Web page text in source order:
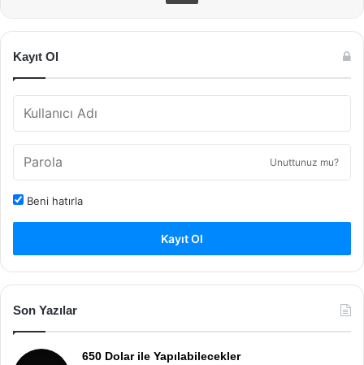
Kayıt Ol
Unuttunuz mu?
Beni hatırla
Kayıt Ol
Son Yazılar
650 Dolar ile Yapılabilecekler